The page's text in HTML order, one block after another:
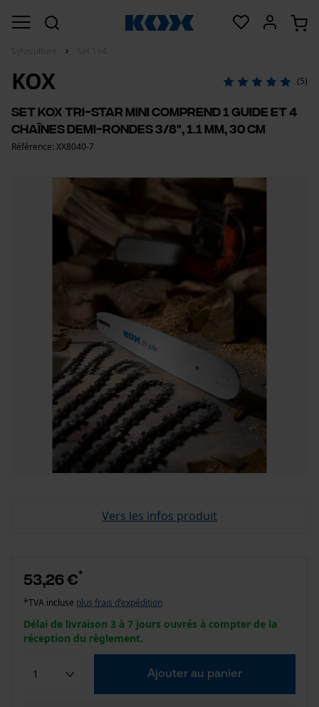
KOX (5)
Set KOX Tri-Star mini comprend 1 guide et 4
chaînes demi-rondes 3/8", 1.1 mm, 30 cm
Référence: XX8040-7
Vers les infos produit
53,26 €*
*TVA incluse plus frais d'expédition
Délai de livraison 3 à 7 jours ouvrés à compter de la
réception du règlement.
Ajouter au panier